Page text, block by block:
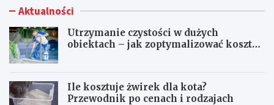
Aktualności
Utrzymanie czystości w dużych
obiektach – jak zoptymalizować koszty
Ile kosztuje żwirek dla kota?
Przewodnik po cenach i rodzajach